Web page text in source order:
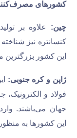
کشورهای
چین: علاوه بر
کنسانتره نیز
این کشور
ژاپن و کره جنوبی:
فولاد و
جهان می‌باشند.
این کشورها به